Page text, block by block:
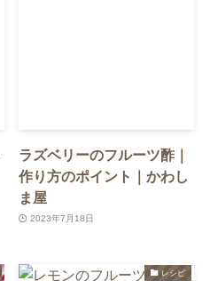
ラズベリーのフルーツ酢｜
作り方のポイント｜かわし
ま屋
2023年7月18日
レシピ